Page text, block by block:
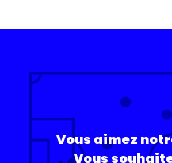
Vous aimez
Vous